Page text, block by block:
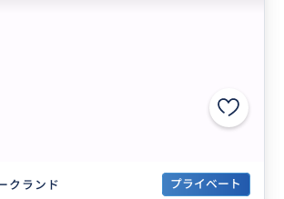
クランド プライベート